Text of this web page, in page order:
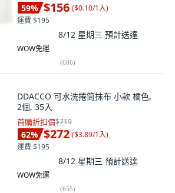
59% $156 ($0.10/1入)
運費 $195
8/12 星期三 預計送達
WOW免運
(606)
DDACCO 可水洗捲筒抹布 小款 橘色,
2個, 35入
首購折扣價$719
62% $272 ($3.89/1入)
運費 $195
8/12 星期三 預計送達
WOW免運
(655)